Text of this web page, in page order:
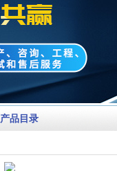
产品目录